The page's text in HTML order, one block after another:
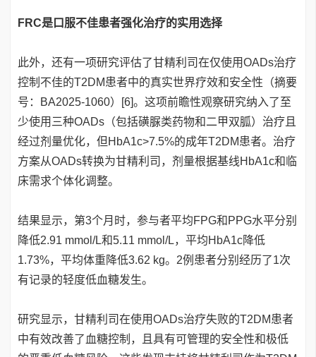
FRC是口服不佳患者强化治疗的实用选择
此外，还有一项研究评估了甘精利司在仅使用OADs治疗
控制不佳的T2DM患者中的真实世界疗效和安全性（摘要
号：BA2025-1060）[6]。这项前瞻性观察研究纳入了至
少使用三种OADs（包括磺脲类药物和二甲双胍）治疗且
经过剂量优化，但HbA1c>7.5%的成年T2DM患者。治疗
方案从OADs转换为甘精利司，剂量根据基线HbA1c和临
床需求个体化调整。
结果显示，第3个月时，参与者平均FPG和PPG水平分别
降低2.91 mmol/L和5.11 mmol/L，平均HbA1c降低
1.73%，平均体重降低3.62 kg。2例患者分别经历了1次
有记录的轻度低血糖发生。
研究显示，甘精利司在使用OADs治疗失败的T2DM患者
中有效改善了血糖控制，且具有可管理的安全性和极低